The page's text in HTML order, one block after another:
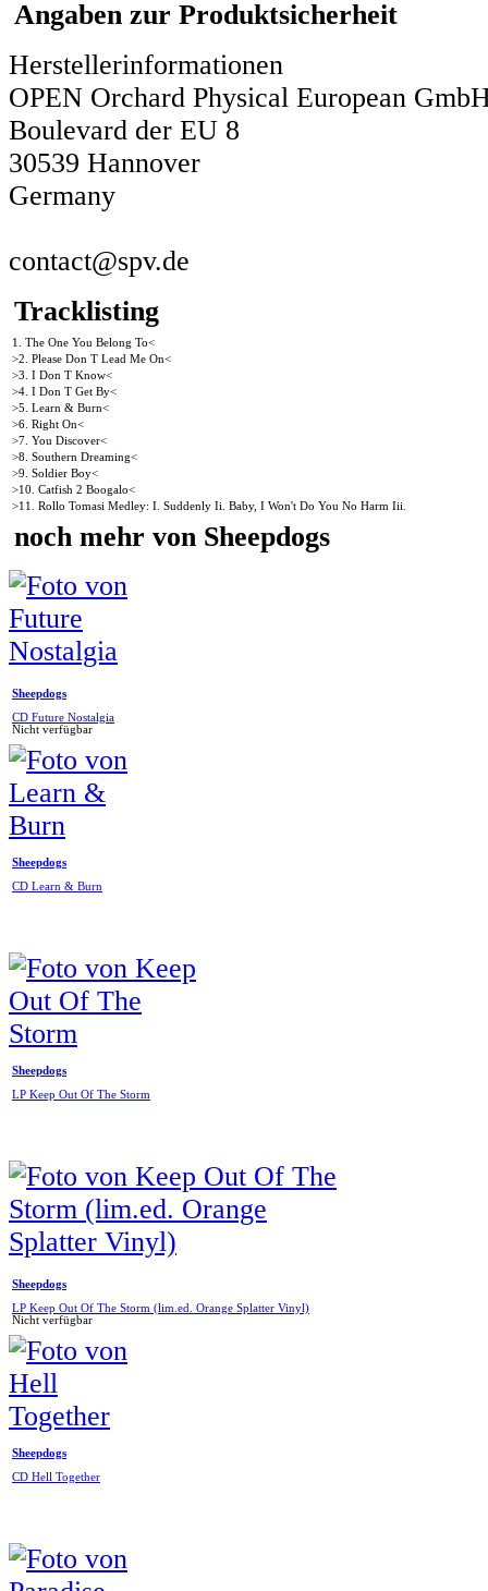
Angaben zur Produktsicherheit
Herstellerinformationen
OPEN Orchard Physical European
Boulevard der EU 8
30539 Hannover
Germany
contact@spv.de
Tracklisting
1. The One You Belong To<
>2. Please Don T Lead Me On<
>3. I Don T Know<
>4. I Don T Get By<
>5. Learn & Burn<
>6. Right On<
>7. You Discover<
>8. Southern Dreaming<
>9. Soldier Boy<
>10. Catfish 2 Boogalo<
>11. Rollo Tomasi Medley: I. Suddenly Ii. Baby, I Won't Do You No Harm Iii.
noch mehr von Sheepdogs
Sheepdogs
CD Future Nostalgia
Nicht verfügbar
Sheepdogs
CD Learn & Burn
Sheepdogs
LP Keep Out Of The Storm
Sheepdogs
LP Keep Out Of The Storm (lim.ed. Orange Splatter Vinyl)
Nicht verfügbar
Sheepdogs
CD Hell Together